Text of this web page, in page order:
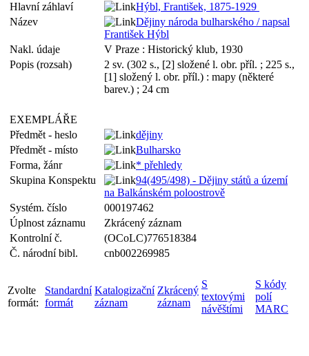
Hlavní záhlaví
Hýbl, František, 1875-1929
Název
Dějiny národa bulharského / napsal
František Hýbl
Nakl. údaje
V Praze : Historický klub, 1930
Popis (rozsah)
2 sv. (302 s., [2] složené l. obr. příl. ; 225 s.,
[1] složený l. obr. příl.) : mapy (některé
barev.) ; 24 cm
EXEMPLÁŘE
Předmět - heslo
dějiny
Předmět - místo
Bulharsko
Forma, žánr
* přehledy
Skupina Konspektu
94(495/498) - Dějiny států a území
na Balkánském poloostrově
Systém. číslo
000197462
Úplnost záznamu
Zkrácený záznam
Kontrolní č.
(OCoLC)776518384
Č. národní bibl.
cnb002269985
Zvolte
formát:
Standardní
formát
Katalogizační
záznam
Zkrácený
záznam
S
textovými
návěštími
S kódy
polí
MARC